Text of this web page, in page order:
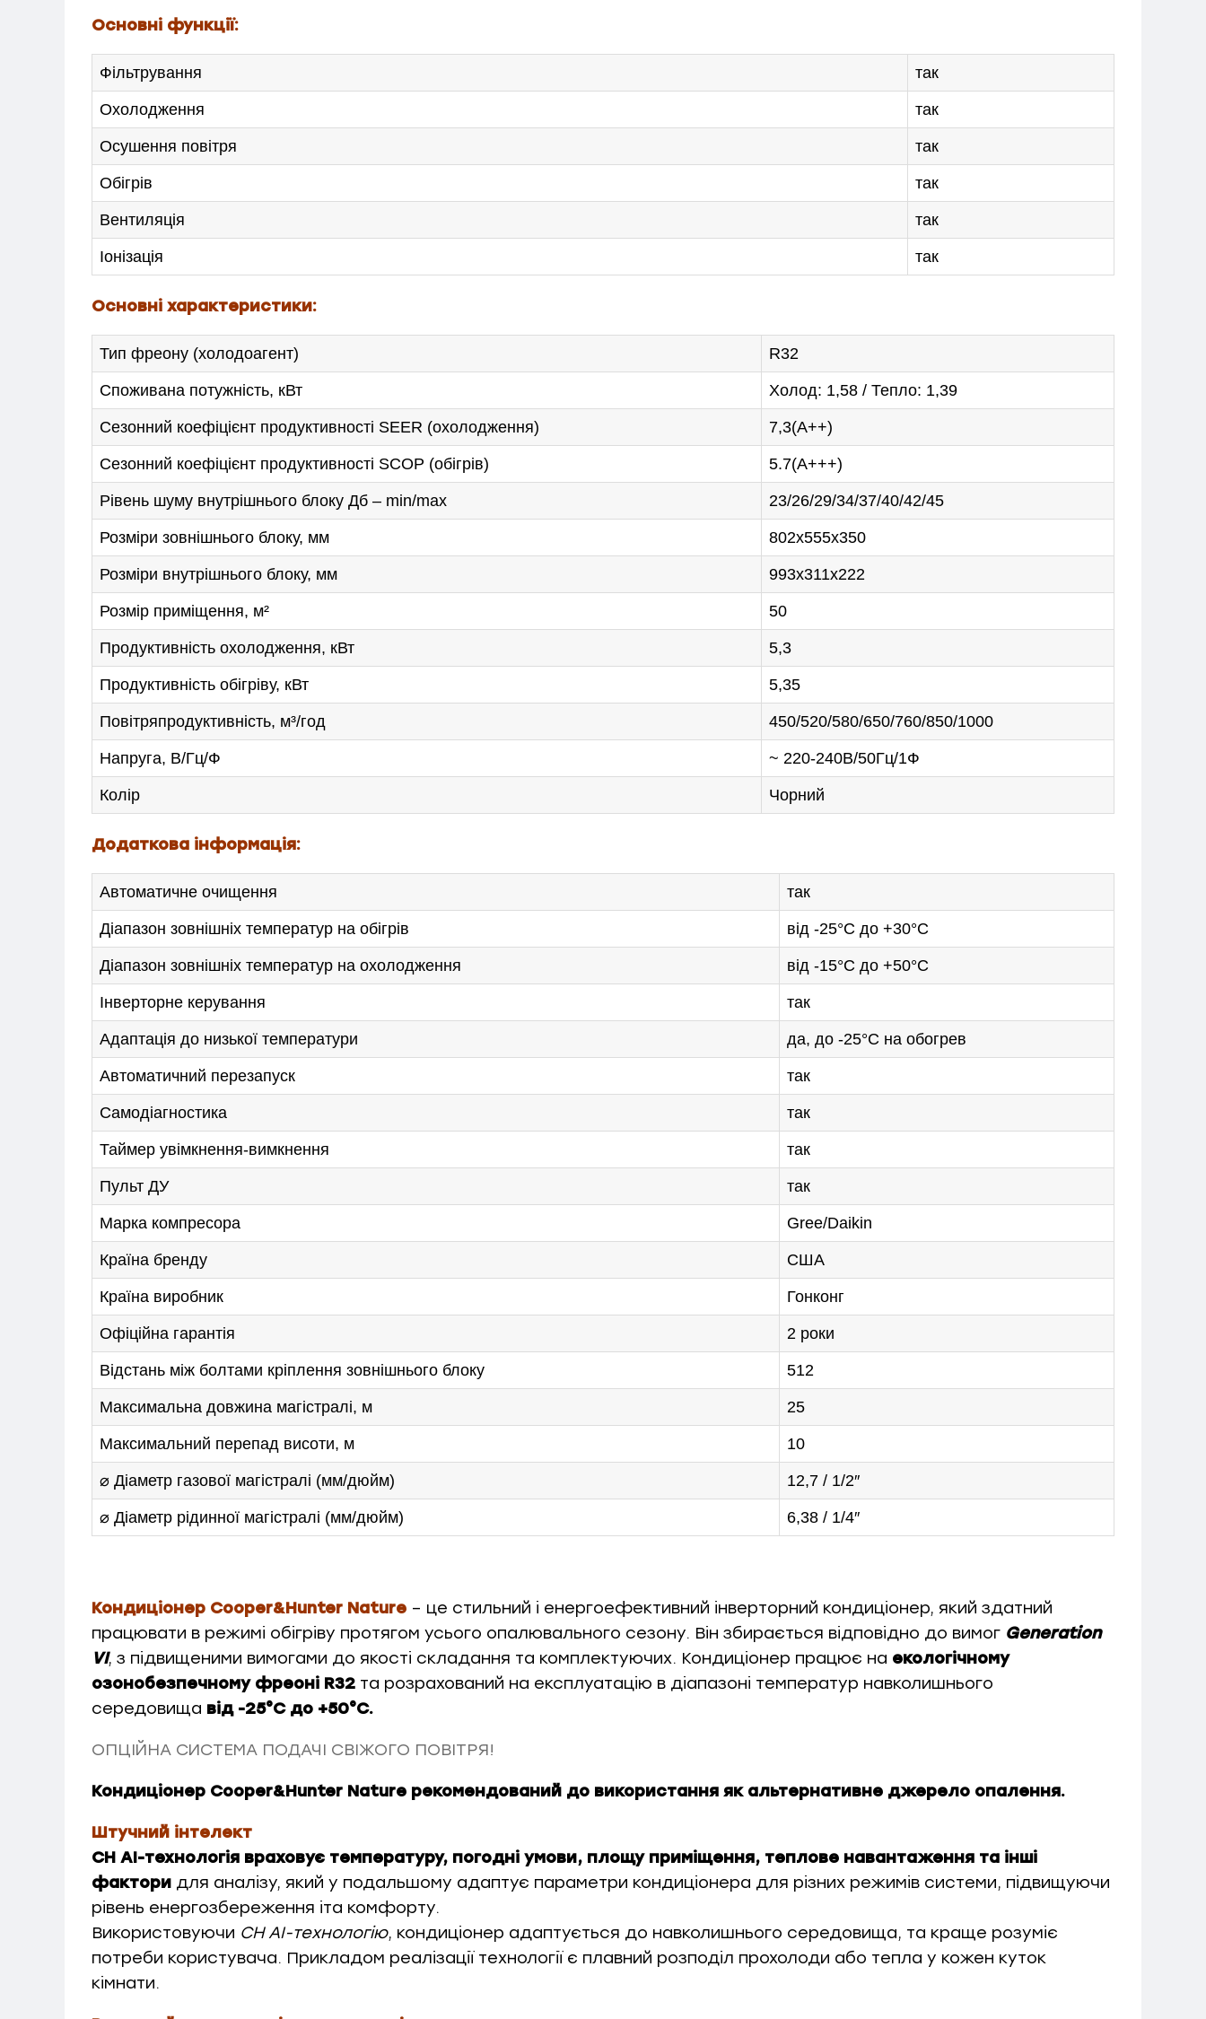
Основні функції:
Фільтрування так
Охолодження так
Осушення повітря так
Обігрів так
Вентиляція так
Іонізація так
Основні характеристики:
Тип фреону (холодоагент) R32
Споживана потужність, кВт Холод: 1,58 / Тепло: 1,39
Сезонний коефіцієнт продуктивності SEER (охолодження) 7,3(А++)
Сезонний коефіцієнт продуктивності SCOP (обігрів) 5.7(А+++)
Рівень шуму внутрішнього блоку Дб – min/max 23/26/29/34/37/40/42/45
Розміри зовнішнього блоку, мм 802x555x350
Розміри внутрішнього блоку, мм 993x311x222
Розмір приміщення, м² 50
Продуктивність охолодження, кВт 5,3
Продуктивність обігріву, кВт 5,35
Повітряпродуктивність, м³/год 450/520/580/650/760/850/1000
Напруга, В/Гц/Ф ~ 220-240В/50Гц/1Ф
Колір Чорний
Додаткова інформація:
Автоматичне очищення так
Діапазон зовнішніх температур на обігрів від -25°С до +30°С
Діапазон зовнішніх температур на охолодження від -15°С до +50°С
Інверторне керування так
Адаптація до низької температури да, до -25°C на обогрев
Автоматичний перезапуск так
Самодіагностика так
Таймер увімкнення-вимкнення так
Пульт ДУ так
Марка компресора Gree/Daikin
Країна бренду США
Країна виробник Гонконг
Офіційна гарантія 2 роки
Відстань між болтами кріплення зовнішнього блоку 512
Максимальна довжина магістралі, м 25
Максимальний перепад висоти, м 10
⌀ Діаметр газової магістралі (мм/дюйм) 12,7 / 1/2″
⌀ Діаметр рідинної магістралі (мм/дюйм) 6,38 / 1/4″
Кондиціонер Cooper&Hunter Nature – це стильний і енергоефективний інверторний кондиціонер, який здатний
працювати в режимі обігріву протягом усього опалювального сезону. Він збирається відповідно до вимог Generation
VI, з підвищеними вимогами до якості складання та комплектуючих. Кондиціонер працює на екологічному
озонобезпечному фреоні R32 та розрахований на експлуатацію в діапазоні температур навколишнього
середовища від -25°С до +50°С.
ОПЦІЙНА СИСТЕМА ПОДАЧІ СВІЖОГО ПОВІТРЯ!
Кондиціонер Cooper&Hunter Nature рекомендований до використання як альтернативне джерело опалення.
Штучний інтелект
CH AI-технологія враховує температуру, погодні умови, площу приміщення, теплове навантаження та інші
фактори для аналізу, який у подальшому адаптує параметри кондиціонера для різних режимів системи, підвищуючи
рівень енергозбереження іта комфорту.
Використовуючи CH AI-технологію, кондиціонер адаптується до навколишнього середовища, та краще розуміє
потреби користувача. Прикладом реалізації технології є плавний розподіл прохолоди або тепла у кожен куток
кімнати.
МЕНЮ
ПОСЛУГИ
КАТАЛОГ
ПРО НАС
СПІВПРАЦЯ
+38-097-845-12-79 +38-093-147-27-29